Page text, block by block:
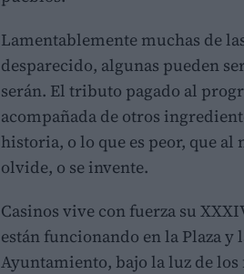
Lamentablemente muchas de
desparecido, algunas pueden
serán. El tributo pagado al
acompañada de otros
historia, o lo que es peor, que al
olvide, o se invente.
Casinos vive con fuerza su
están funcionando en la Plaza y
Ayuntamiento, bajo la luz de